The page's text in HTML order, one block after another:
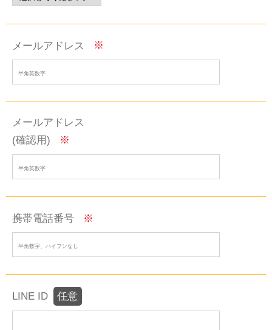
メールアドレス ※
メールアドレス
(確認用)
※
携帯電話番号 ※
LINE ID 任意